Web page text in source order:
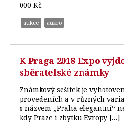
000 Kč.
aukce aukro
K Praga 2018 Expo
sběratelské známky
Známkový sešitek je
provedeních a v různých
s názvem „Praha elegantní“
kdy Praze i zbytku Evropy […]